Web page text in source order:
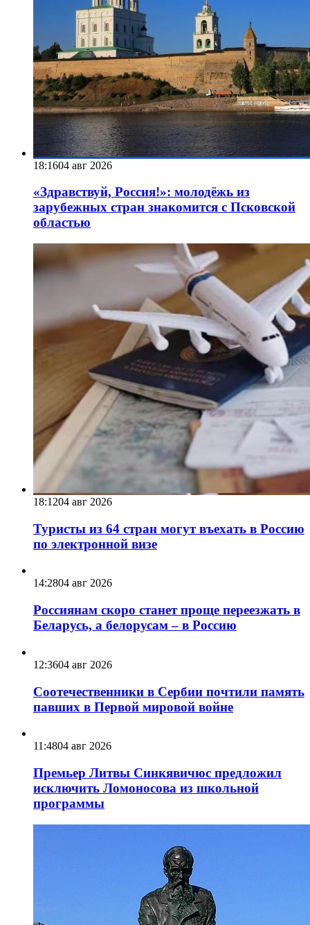
18:1604 авг 2026
«Здравствуй, Россия!»: молодёжь из
зарубежных стран знакомится с Псковской
областью
18:1204 авг 2026
Туристы из 64 стран могут въехать в Россию
по электронной визе
14:2804 авг 2026
Россиянам скоро станет проще переезжать в
Беларусь, а белорусам – в Россию
12:3604 авг 2026
Соотечественники в Сербии почтили память
павших в Первой мировой войне
11:4804 авг 2026
Премьер Литвы Синкявичюс предложил
исключить Ломоносова из школьной
программы